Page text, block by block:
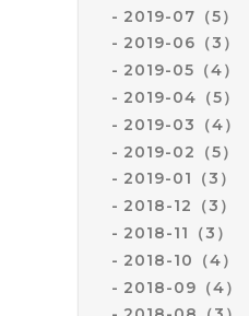
2019-07（5）
2019-06（3）
2019-05（4）
2019-04（5）
2019-03（4）
2019-02（5）
2019-01（3）
2018-12（3）
2018-11（3）
2018-10（4）
2018-09（4）